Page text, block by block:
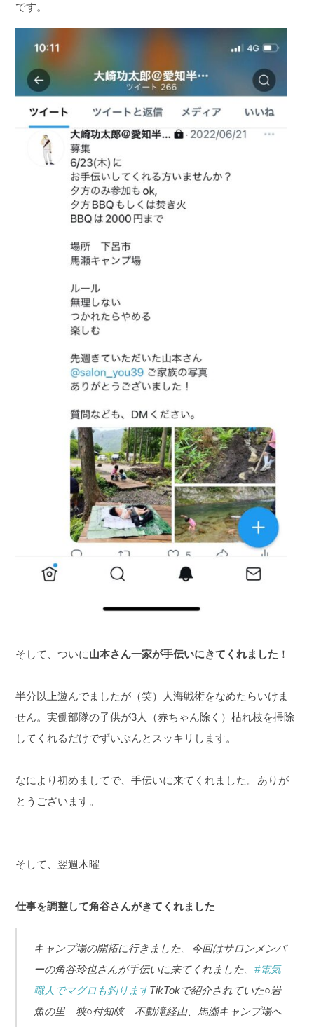
です。
そして、ついに山本さん一家が手伝いにきてくれました ！
半分以上遊んでましたが（笑）人海戦術をなめたらいけま
せん。実働部隊の子供が3人（赤ちゃん除く）枯れ枝を掃除
してくれるだけでずいぶんとスッキリします。
なにより初めましてで、手伝いに来てくれました。ありが
とうございます。
そして、翌週木曜
仕事を調整して角谷さんがきてくれました
キャンプ場の開拓に行きました。今回はサロンメンバ
ーの角谷玲也さんが手伝いに来てくれました。#電気
職人でマグロも釣りますTikTokで紹介されていた○岩
魚の里 狭○付知峡 不動滝経由、馬瀬キャンプ場へ